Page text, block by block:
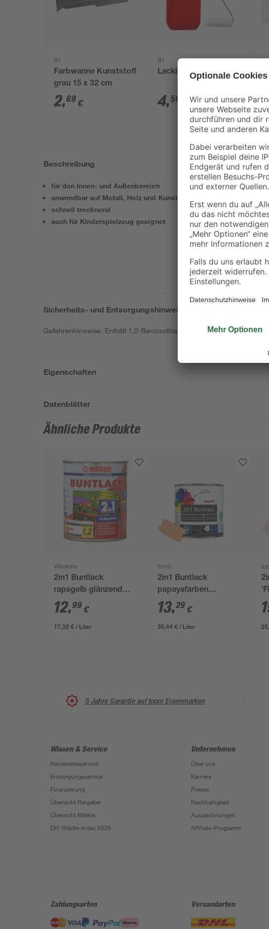
B1
Farbwanne Kunststoff
grau 15 x 32 cm
2,69 €
B1
Lackier-Set 3-teilig
4,59 1
Beschreibung
für den Innen- und Außenbereich
anwendbar auf Metall, Holz und Kunststoff
schnell trocknend
auch für Kinderspielzeug geeignet
Sicherheits- und Entsorgungshinweise
Gefahrenhinweise: Enthält 1,2-Benzisothiazol-3(2H)-on, 2-Methyl-2H-
Eigenschaften
Datenblätter
Ähnliche Produkte
Wilckens
2in1 Buntlack
rapsgelb glänzend
750 ml
12,99 €
17,32 € / Liter
toom
2in1 Buntlack
papayafarben
glänzend 375 ml
13,29 €
35,44 € / Liter
5 Jahre Garantie auf toom Eigenmarken
Wissen & Service
Handwerksservice
Entsorgungsservice
Finanzierung
Übersicht Ratgeber
Übersicht Märkte
DIY-Städte-Index 2026
Unternehmen
Über uns
Karriere
Presse
Nachhaltigkeit
Auszeichnungen
Affiliate-Programm
Zahlungsarten Versandarten